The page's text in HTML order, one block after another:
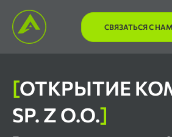
СВЯЗАТЬСЯ С
[ОТКРЫТИЕ
SP. Z O.O.]